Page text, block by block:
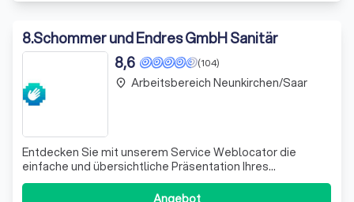
8.Schommer und Endres GmbH Sanitär
(104)
8,6
Entdecken Sie mit unserem Service Weblocator die
einfache und übersichtliche Präsentation Ihres
Unternehmens. Wir helfen Ihnen, ein ansprechendes
Firmenprofil auf weblocator.de zu erstellen, das Ihre
Angebot
place Arbeitsbereich Neunkirchen/Saar